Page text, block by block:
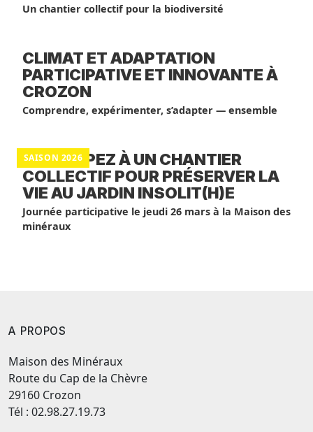
Un chantier collectif pour la biodiversité
CLIMAT ET ADAPTATION
PARTICIPATIVE ET INNOVANTE À
CROZON
Comprendre, expérimenter, s’adapter — ensemble
SAISON 2026
PARTICIPEZ À UN CHANTIER
COLLECTIF POUR PRÉSERVER LA
VIE AU JARDIN INSOLIT(H)E
Journée participative le jeudi 26 mars à la Maison des
minéraux
A PROPOS
Maison des Minéraux
Route du Cap de la Chèvre
29160 Crozon
Tél : 02.98.27.19.73